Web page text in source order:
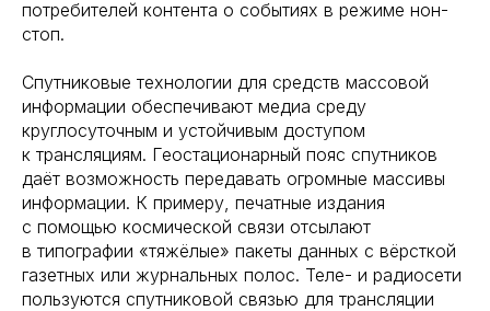
потребителей контента о событиях в режиме нон-
стоп.
Спутниковые технологии для средств массовой
информации обеспечивают медиа среду
круглосуточным и устойчивым доступом
к трансляциям. Геостационарный пояс спутников
даёт возможность передавать огромные массивы
информации. К примеру, печатные издания
с помощью космической связи отсылают
в типографии «тяжёлые» пакеты данных с вёрсткой
газетных или журнальных полос. Теле- и радиосети
пользуются спутниковой связью для трансляции